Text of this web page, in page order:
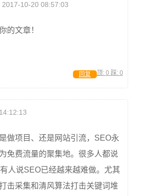
2017-10-20 08:57:03
的文章！
顶: 0 踩: 0
回复
做项目、还是网站引流，SEO永
免费流量的聚集地。很多人都说
人说SEO已经越来越难做。尤其
击采集和清风算法打击关键词堆